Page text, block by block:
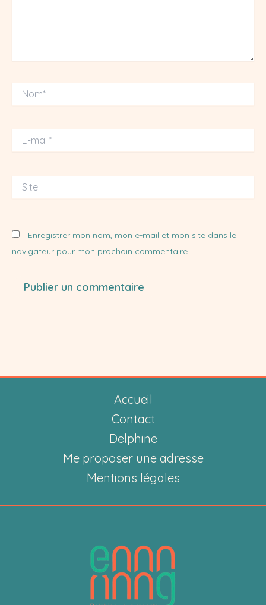
mail*
Enregistrer mon nom, mon e-mail et mon site dans le
navigateur pour mon prochain commentaire.
Accueil
Contact
Delphine
Me proposer une adresse
Mentions légales